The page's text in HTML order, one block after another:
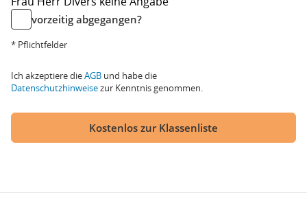
vorzeitig abgegangen?
* Pflichtfelder
Ich akzeptiere dieAGB und habe die
Datenschutzhinweisezur Kenntnis genommen.
Kostenlos zur Klassenliste